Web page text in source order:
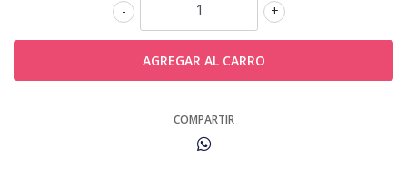
+
-
COMPARTIR